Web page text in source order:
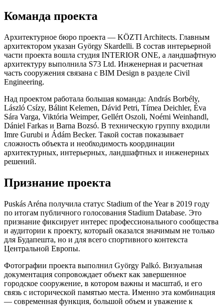
Команда проекта
Архитектурное бюро проекта — KÖZTI Architects. Главным
архитектором указан György Skardelli. В состав интерьерной
части проекта вошла студия INTERIOR ONE, а ландшафтную
архитектуру выполнила S73 Ltd. Инженерная и расчетная
часть сооружения связана с BIM Design в разделе Civil
Engineering.
Над проектом работала большая команда: András Borbély,
László Csízy, Bálint Kelemen, Dávid Petri, Tímea Deichler, Éva
Sára Varga, Viktória Weimper, Gellért Oszoli, Noémi Weinhandl,
Dániel Farkas и Barna Bozsó. В техническую группу входили
Imre Gurubi и Ádám Becker. Такой состав показывает
сложность объекта и необходимость координации
архитектурных, интерьерных, ландшафтных и инженерных
решений.
Признание проекта
Puskás Aréna получила статус Stadium of the Year в 2019 году
по итогам публичного голосования Stadium Database. Это
признание фиксирует интерес профессионального сообщества
и аудитории к проекту, который оказался значимым не только
для Будапешта, но и для всего спортивного контекста
Центральной Европы.
Фотографии проекта выполнил György Palkó. Визуальная
документация сопровождает объект как завершенное
городское сооружение, в котором важны и масштаб, и его
связь с исторической памятью места. Именно эта комбинация
— современная функция, большой объем и уважение к